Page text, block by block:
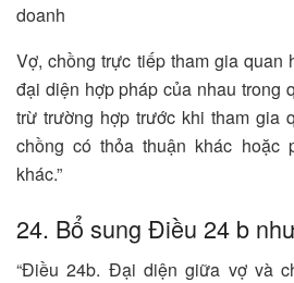
doanh
Vợ, chồng trực tiếp tham gia quan
đại diện hợp pháp của nhau trong
trừ trường hợp trước khi tham gia
chồng có thỏa thuận khác hoặc
khác.”
24. Bổ sung Điều 24 b
“Điều 24b. Đại diện giữa vợ và